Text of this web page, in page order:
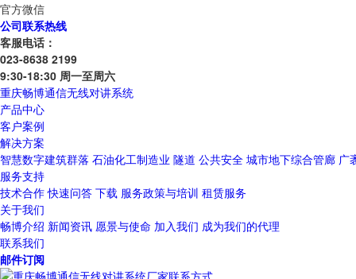
官方微信
公司联系热线
客服电话：
023-8638 2199
9:30-18:30 周一至周六
重庆畅博通信无线对讲系统
产品中心
客户案例
解决方案
智慧数字建筑群落 石油化工制造业 隧道 公共安全 城市地下综合管廊 广
服务支持
技术合作 快速问答 下载 服务政策与培训 租赁服务
关于我们
畅博介绍 新闻资讯 愿景与使命 加入我们 成为我们的代理
联系我们
邮件订阅